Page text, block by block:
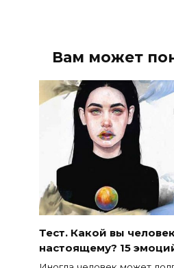
Вам может
Тест. Какой вы
настоящему? 15